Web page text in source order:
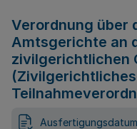
Verordnung über
Amtsgerichte an
zivilgerichtlichen
Ausfertigungsdatum